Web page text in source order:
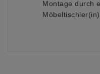
Montage durch
Möbeltischler(in).